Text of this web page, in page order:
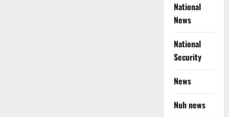
National
News
National
Security
News
Nuh news